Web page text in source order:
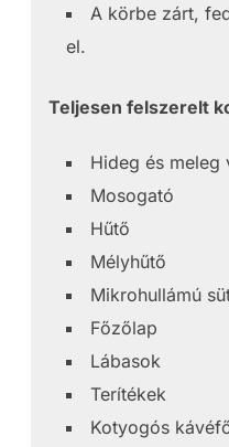
A körbe zárt,
el.
Teljesen felszerelt
Hideg és meleg
Mosogató
Hűtő
Mélyhűtő
Mikrohullámú
Főzőlap
Lábasok
Terítékek
Kotyogós